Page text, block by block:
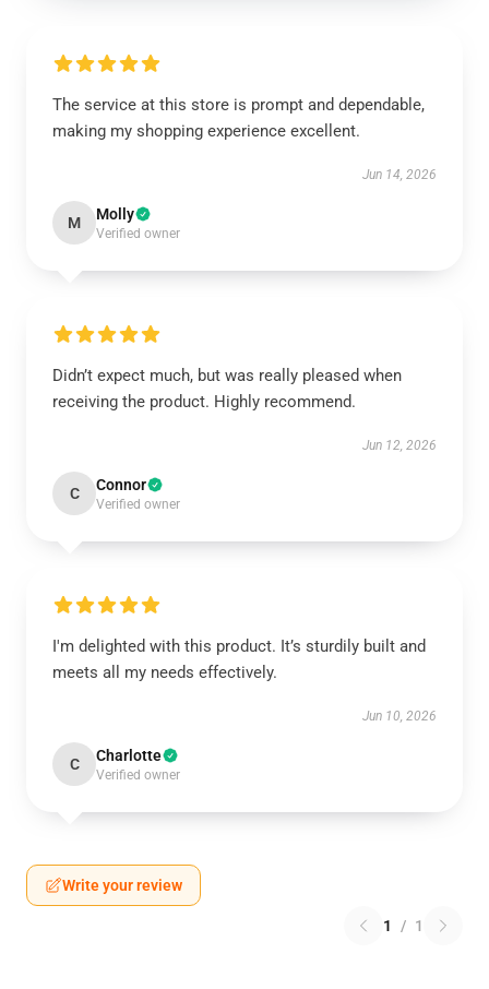
The service at this store is prompt and dependable,
making my shopping experience excellent.
Jun 14, 2026
M Molly
Verified owner
Didn’t expect much, but was really pleased when
receiving the product. Highly recommend.
Jun 12, 2026
C Connor
Verified owner
I'm delighted with this product. It’s sturdily built and
meets all my needs effectively.
Jun 10, 2026
C Charlotte
Verified owner
Write your review
1 / 1